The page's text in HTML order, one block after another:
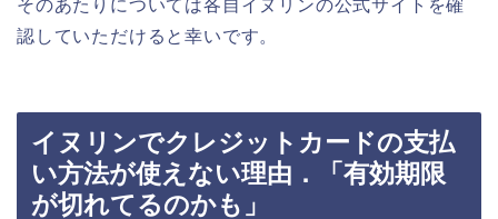
そのあたりについては各自イヌリンの公式サイトを確
認していただけると幸いです。
イヌリンでクレジットカードの支払
い方法が使えない理由．「有効期限
が切れてるのかも」